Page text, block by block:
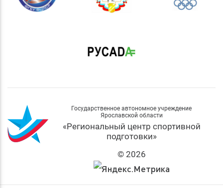
Государственное автономное учреждение
Ярославской области
«Региональный центр спортивной
подготовки»
© 2026